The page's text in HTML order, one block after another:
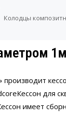
Колодцы
1м
для
имеет